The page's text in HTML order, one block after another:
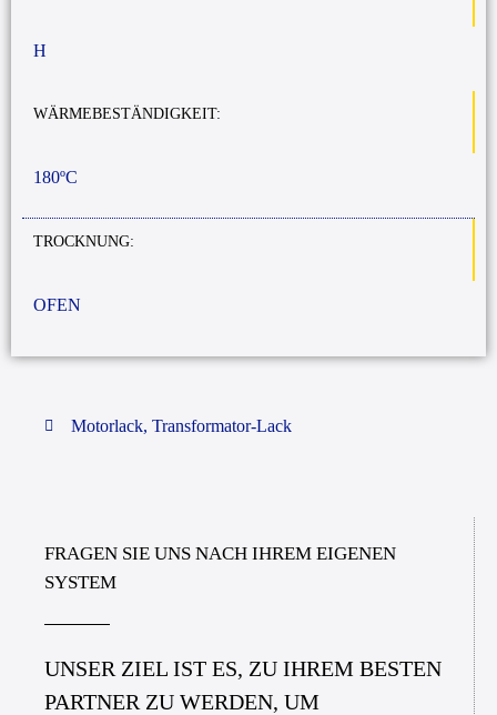
H
WÄRMEBESTÄNDIGKEIT:
180ºC
TROCKNUNG:
OFEN
Motorlack, Transformator-Lack
FRAGEN SIE UNS NACH IHREM EIGENEN
SYSTEM
UNSER ZIEL IST ES, ZU IHREM BESTEN
PARTNER ZU WERDEN, UM